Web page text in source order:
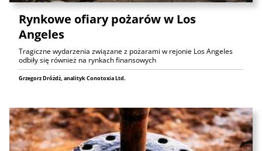
Rynkowe ofiary pożarów w Los
Angeles
Tragiczne wydarzenia związane z pożarami w rejonie Los Angeles
odbiły się również na rynkach finansowych
Grzegorz Dróżdż, analityk Conotoxia Ltd.